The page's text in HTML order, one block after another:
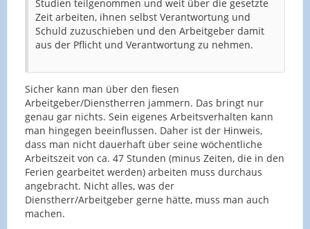
Studien teilgenommen und weit über die gesetzte
Zeit arbeiten, ihnen selbst Verantwortung und
Schuld zuzuschieben und den Arbeitgeber damit
aus der Pflicht und Verantwortung zu nehmen.
Sicher kann man über den fiesen
Arbeitgeber/Dienstherren jammern. Das bringt nur
genau gar nichts. Sein eigenes Arbeitsverhalten kann
man hingegen beeinflussen. Daher ist der Hinweis,
dass man nicht dauerhaft über seine wöchentliche
Arbeitszeit von ca. 47 Stunden (minus Zeiten, die in den
Ferien gearbeitet werden) arbeiten muss durchaus
angebracht. Nicht alles, was der
Dienstherr/Arbeitgeber gerne hätte, muss man auch
machen.